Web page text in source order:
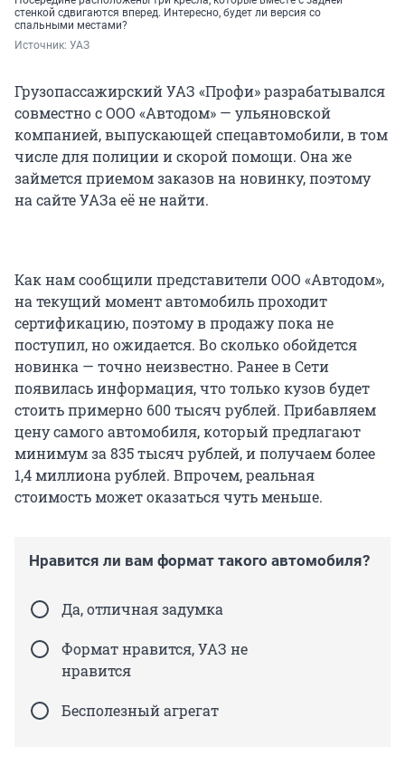
стенкой сдвигаются вперед. Интересно, будет ли версия со
спальными местами?
Источник: УАЗ
Грузопассажирский УАЗ «Профи» разрабатывался
совместно с ООО «Автодом» — ульяновской
компанией, выпускающей спецавтомобили, в том
числе для полиции и скорой помощи. Она же
займется приемом заказов на новинку, поэтому
на сайте УАЗа её не найти.
Как нам сообщили представители ООО «Автодом»,
на текущий момент автомобиль проходит
сертификацию, поэтому в продажу пока не
поступил, но ожидается. Во сколько обойдется
новинка — точно неизвестно. Ранее в Сети
появилась информация, что только кузов будет
стоить примерно 600 тысяч рублей. Прибавляем
цену самого автомобиля, который предлагают
минимум за 835 тысяч рублей, и получаем более
1,4 миллиона рублей. Впрочем, реальная
стоимость может оказаться чуть меньше.
Нравится ли вам формат такого автомобиля?
Да, отличная задумка
Формат нравится, УАЗ не
нравится
Бесполезный агрегат